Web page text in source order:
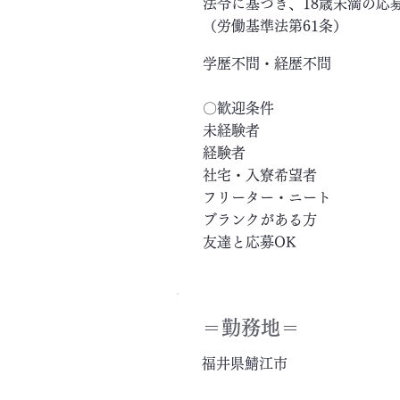
法令に基づき、18歳未満の応
（労働基準法第61条）
学歴不問・経歴不問
〇歓迎条件
未経験者
経験者
社宅・入寮希望者
フリーター・ニート
ブランクがある方
友達と応募OK
＝​勤務地＝
福井県鯖江市